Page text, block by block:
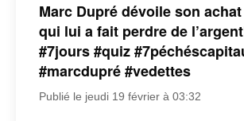
Marc Dupré dévoile son
qui lui a fait perdre de
#7jours #quiz
#marcdupré #vedettes
Publié le jeudi 19 février à 03:32